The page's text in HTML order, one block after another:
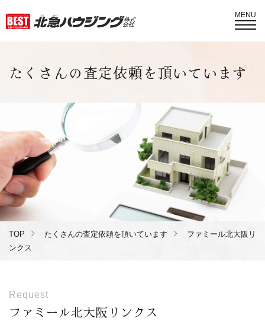
MENU
たくさんの査定依頼を頂いています
TOP たくさんの査定依頼を頂いています
ファミール北大阪リ
ンクス
Request
ファミール北大阪リンクス